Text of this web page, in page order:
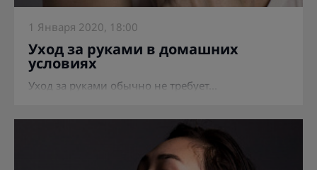
1 Января 2020, 18:00
Уход за руками в домашних
условиях
Уход за руками обычно не требует...